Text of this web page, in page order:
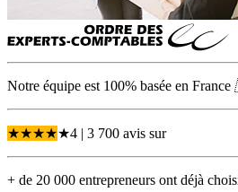
Notre équipe est 100% basée en France
★★★★★4 | 3 700 avis sur
+ de 20 000 entrepreneurs ont déjà